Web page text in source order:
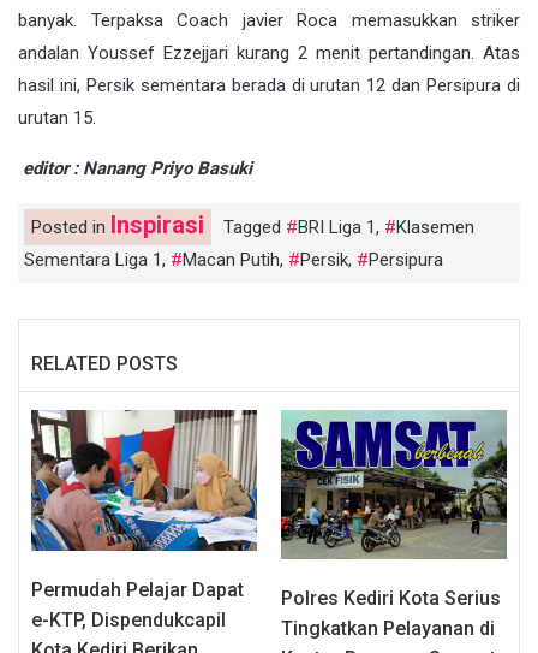
banyak. Terpaksa Coach javier Roca memasukkan striker
andalan Youssef Ezzejjari kurang 2 menit pertandingan. Atas
hasil ini, Persik sementara berada di urutan 12 dan Persipura di
urutan 15.
editor : Nanang Priyo Basuki
Posted in Inspirasi Tagged BRI Liga 1,
Klasemen
Sementara Liga 1, Macan Putih, Persik, Persipura
RELATED POSTS
Permudah Pelajar Dapat
e-KTP, Dispendukcapil
Polres Kediri Kota Serius
Tingkatkan Pelayanan di